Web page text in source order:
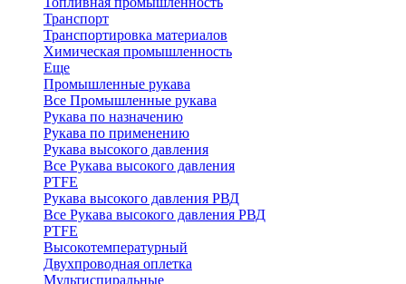
Транспорт
Транспортировка материалов
Химическая промышленность
Еще
Промышленные рукава
Все Промышленные рукава
Рукава по назначению
Рукава по применению
Рукава высокого давления
Все Рукава высокого давления
PTFE
Рукава высокого давления РВД
Все Рукава высокого давления РВД
PTFE
Высокотемпературный
Двухпроводная оплетка
Мультиспиральные